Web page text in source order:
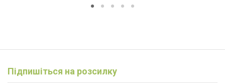
Підпишіться на розсилку